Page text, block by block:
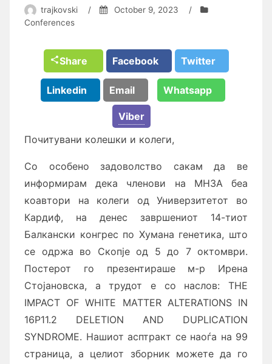
trajkovski / October 9, 2023
/
Conferences
Share Facebook Twitter
Linkedin Email Whatsapp
Viber
Почитувани колешки и колеги,
Со особено задоволство сакам да ве
информирам дека членови на МНЗА беа
коавтори на колеги од Универзитетот во
Кардиф, на денес завршениот 14-тиот
Балкански конгрес по Хумана генетика, што
се одржа во Скопје од 5 до 7 октомври.
Постерот го презентираше м-р Ирена
Стојановска, а трудот е со наслов: THE
IMPACT OF WHITE MATTER ALTERATIONS IN
16P11.2 DELETION AND DUPLICATION
SYNDROME. Нашиот асптракт се наоѓа на 99
страница, а целиот зборник можете да го